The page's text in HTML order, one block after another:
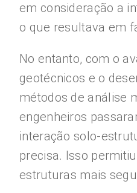
em consideração a
o que resultava em
No entanto, com o
geotécnicos e o
métodos de análise
engenheiros
interação solo-
precisa. Isso
estruturas mais